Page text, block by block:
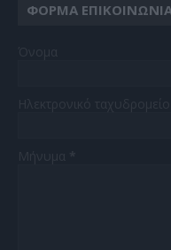
ΦΌΡΜΑ